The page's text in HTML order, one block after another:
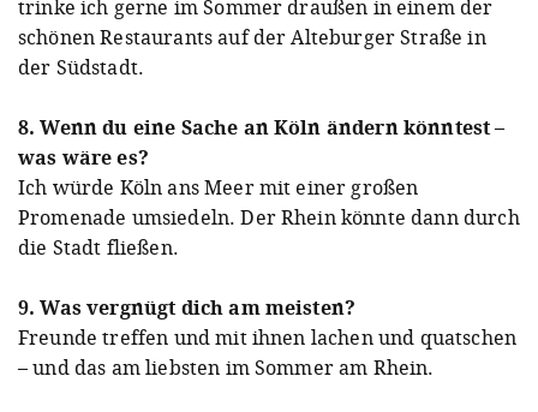
trinke ich gerne im Sommer draußen in einem der
schönen Restaurants auf der Alteburger Straße in
der Südstadt.
8. Wenn du eine Sache an Köln ändern könntest –
was wäre es?
Ich würde Köln ans Meer mit einer großen
Promenade umsiedeln. Der Rhein könnte dann durch
die Stadt fließen.
9. Was vergnügt dich am meisten?
Freunde treffen und mit ihnen lachen und quatschen
– und das am liebsten im Sommer am Rhein.